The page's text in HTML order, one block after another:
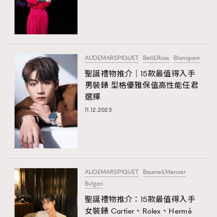
AUDEMARSPIGUET Bell&Ross Blancpain
聖誕禮物推介│15款最值得入手
男裝錶 型格優雅保值高性能任君
選擇
11.12.2023
AUDEMARSPIGUET Baume&Mercier
Bvlgari
聖誕禮物推介：15款最值得入手
女裝錶 Cartier、Rolex、Hermè